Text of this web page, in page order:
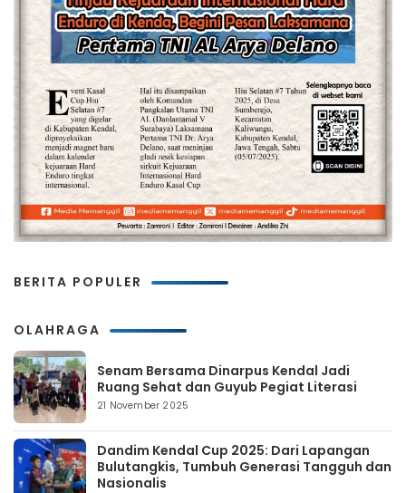
BERITA POPULER
OLAHRAGA
Senam Bersama Dinarpus Kendal Jadi
Ruang Sehat dan Guyub Pegiat Literasi
21 November 2025
Dandim Kendal Cup 2025: Dari Lapangan
Bulutangkis, Tumbuh Generasi Tangguh dan
Nasionalis